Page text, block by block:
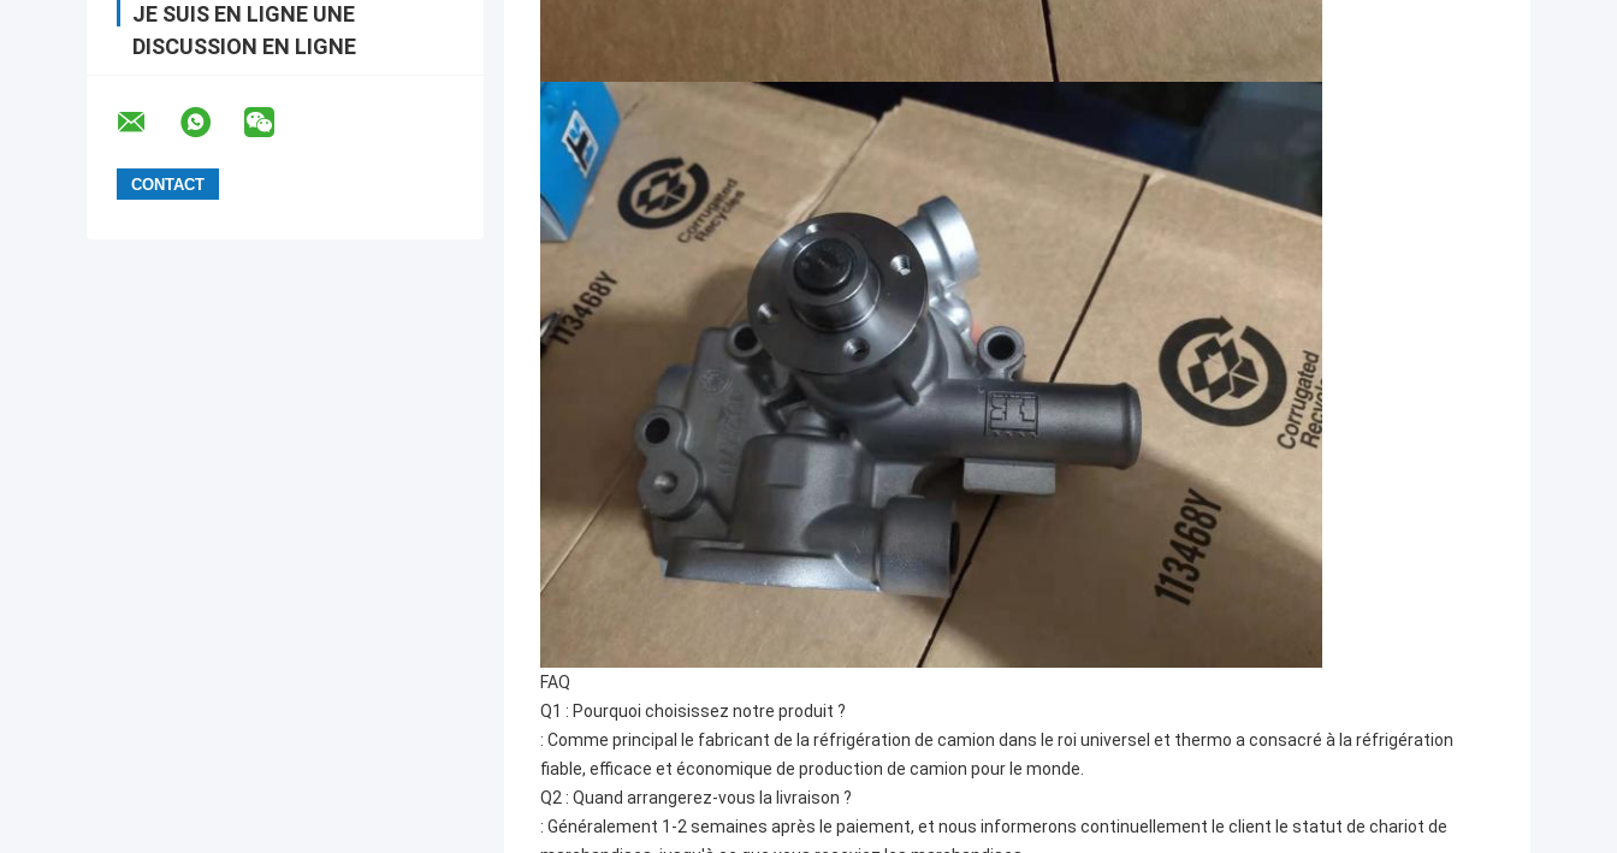
JE SUIS EN LIGNE UNE
DISCUSSION EN LIGNE
FAQ
Q1 : Pourquoi choisissez notre produit ?
: Comme principal le fabricant de la réfrigération de camion dans le roi universel et thermo a consacré à la réfrigération
fiable, efficace et économique de production de camion pour le monde.
Q2 : Quand arrangerez-vous la livraison ?
: Généralement 1-2 semaines après le paiement, et nous informerons continuellement le client le statut de chariot de